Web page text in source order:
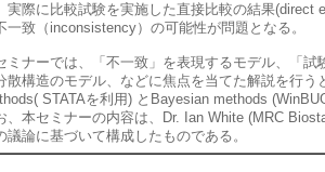
実際に比較試験を実施した直接比較の結果(direct
一致（inconsistency）の可能性が問題となる。
ミナーでは、「不一致」を表現するモデル、「
散構造のモデル、などに焦点を当てた解説を行
STATAを利用) とBayesian methods
、本セミナーの内容は、Dr. Ian White (MRC
議論に基づいて構成したものである。